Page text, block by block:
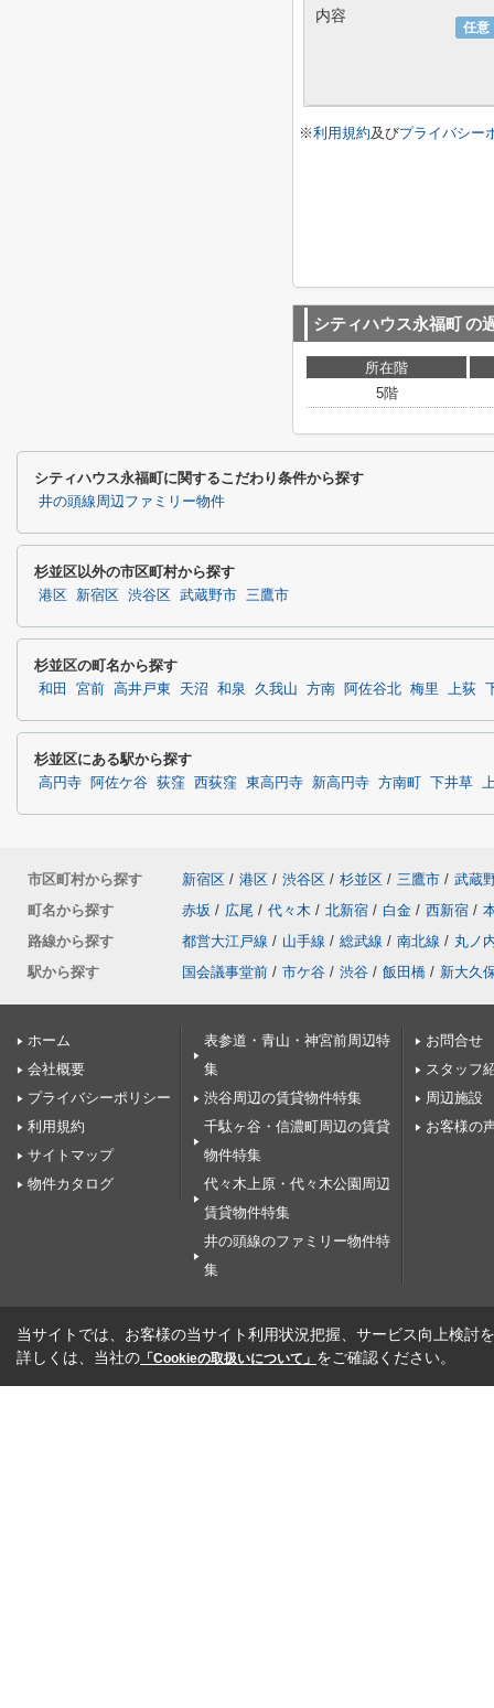
任意
内容
※利用規約及びプライバシー
シティハウス永福町の
所在階
5階
シティハウス永福町に関するこだわり条件から探す
井の頭線周辺ファミリー物件
杉並区以外の市区町村から探す
港区 新宿区 渋谷区 武蔵野市 三鷹市
杉並区の町名から探す
和田 宮前 高井戸東 天沼 和泉 久我山 方南 阿佐谷北 梅里 上荻
杉並区にある駅から探す
高円寺 阿佐ケ谷 荻窪 西荻窪 東高円寺 新高円寺 方南町 下井草
市区町村から探す 新宿区 / 港区 / 渋谷区 / 杉並区 / 三鷹市 / 武蔵
町名から探す
赤坂 / 広尾 / 代々木 / 北新宿 / 白金 / 西新宿 /
路線から探す
都営大江戸線 / 山手線 / 総武線 / 南北線 / 丸ノ
駅から探す
国会議事堂前 / 市ケ谷 / 渋谷 / 飯田橋 / 新大久
ホーム
会社概要
プライバシーポリシー
利用規約
サイトマップ
物件カタログ
表参道・青山・神宮前周辺特
集
渋谷周辺の賃貸物件特集
千駄ヶ谷・信濃町周辺の賃貸
物件特集
代々木上原・代々木公園周辺
賃貸物件特集
井の頭線のファミリー物件特
集
お問合せ
スタッフ
周辺施設
お客様の
当サイトでは、お客様の当サイト利用状況把握、サービス向上検討
詳しくは、当社の 「Cookieの取扱いについて」 をご確認ください。